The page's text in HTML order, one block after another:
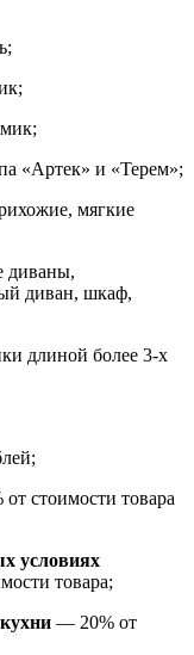
;
«Артек» и «Терем»;
мягкие
диваны,
диван, шкаф,
длиной более 3-х
стоимости товара
условиях
товара;
— 20% от